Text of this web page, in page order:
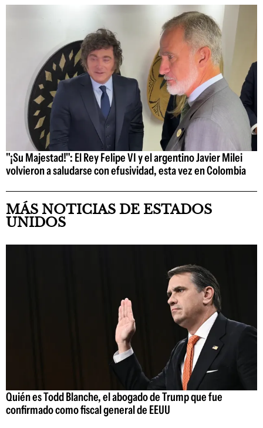
"¡Su Majestad!": El Rey Felipe VI y el argentino Javier Milei
volvieron a saludarse con efusividad, esta vez en Colombia
MÁS NOTICIAS DE ESTADOS
UNIDOS
Quién es Todd Blanche, el abogado de Trump que fue
confirmado como fiscal general de EEUU